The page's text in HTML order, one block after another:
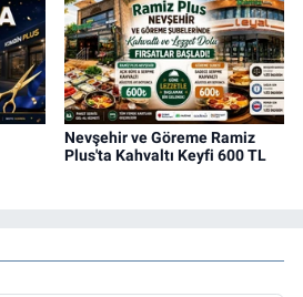
Nevşehir ve Göreme Ramiz
Plus'ta Kahvaltı Keyfi 600 TL